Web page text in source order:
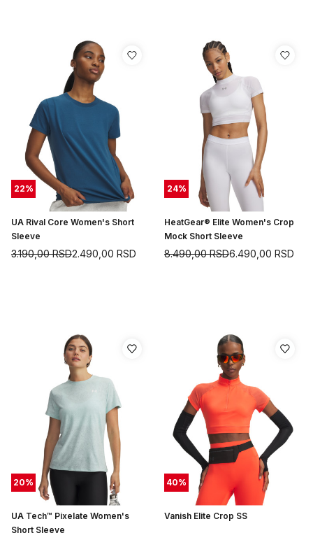
22%
UA Rival Core Women's Short
Sleeve
2.490,00 RSD
3.190,00RSD
24%
HeatGear® Elite Women's Crop
Mock Short Sleeve
6.490,00 RSD
8.490,00RSD
20%
UA Tech™ Pixelate Women's
Short Sleeve
40%
Vanish Elite Crop SS